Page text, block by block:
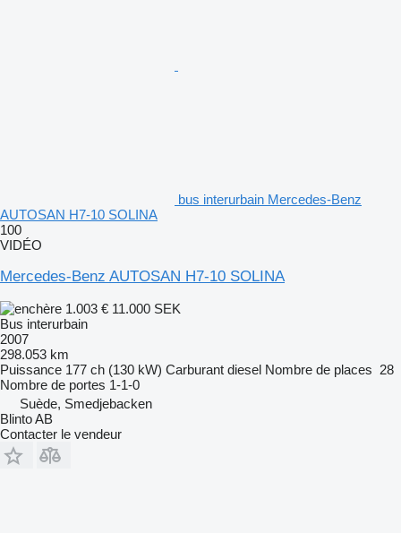
bus interurbain Mercedes-Benz
AUTOSAN H7-10 SOLINA
100
VIDÉO
Mercedes-Benz AUTOSAN H7-10 SOLINA
1.003 € 11.000 SEK
Bus interurbain
2007
298.053 km
Puissance 177 ch (130 kW) Carburant diesel Nombre de places 28
Nombre de portes 1-1-0
Suède, Smedjebacken
Blinto AB
Contacter le vendeur